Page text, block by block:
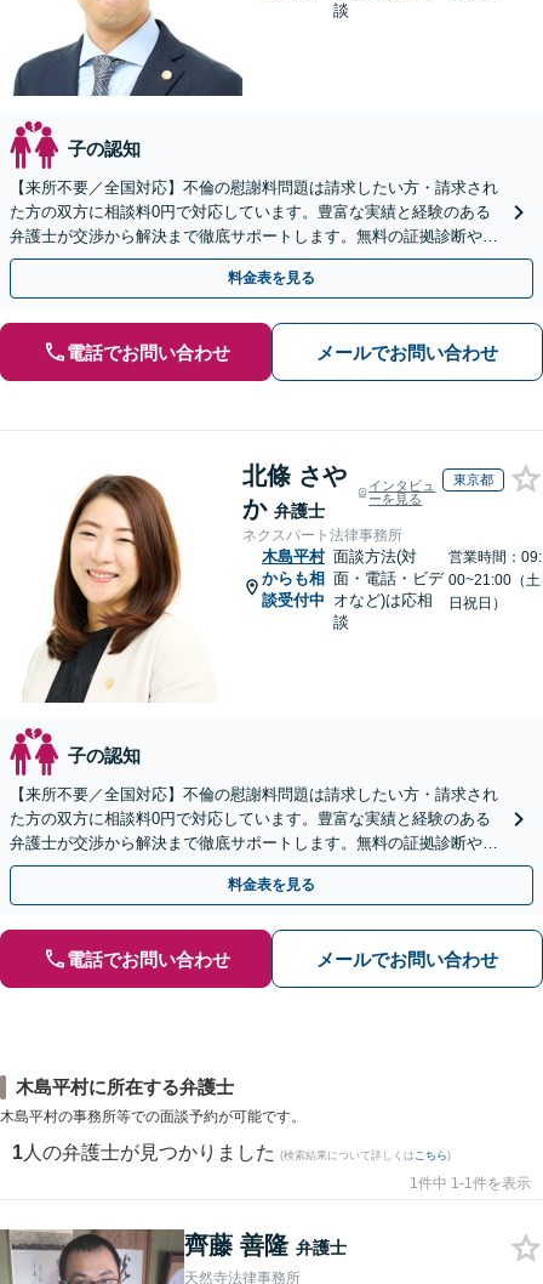
談
子の認知
【来所不要／全国対応】不倫の慰謝料問題は請求したい方・請求され
た方の双方に相談料0円で対応しています。豊富な実績と経験のある
弁護士が交渉から解決まで徹底サポートします。無料の証拠診断や着
手金の返還保証もありますので安心してご相談ください。
料金表を見る
電話でお問い合わせ メールでお問い合わせ
北條 さや
か 弁護士
インタビュ
ーを見る
東京都
ネクスパート法律事務所
木島平村
からも相
談受付中
面談方法(対
面・電話・ビデ
オなど)は応相
談
営業時間：09:
00~21:00（土
日祝日）
子の認知
【来所不要／全国対応】不倫の慰謝料問題は請求したい方・請求され
た方の双方に相談料0円で対応しています。豊富な実績と経験のある
弁護士が交渉から解決まで徹底サポートします。無料の証拠診断や着
手金の返還保証もありますので安心してご相談ください。
料金表を見る
電話でお問い合わせ メールでお問い合わせ
木島平村に所在する弁護士
木島平村の事務所等での面談予約が可能です。
1 人の弁護士が見つかりました (検索結果について詳しくは こちら)
1件中 1-1件を表示
齊藤 善隆 弁護士
天然寺法律事務所